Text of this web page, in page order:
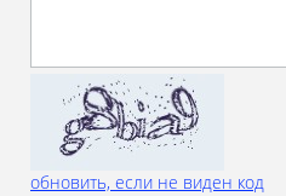
обновить, если не виден код